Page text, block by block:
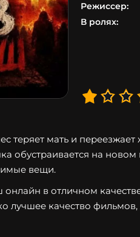
Режиссер:
В ролях:
теряет мать и
обустраивается на
вещи.
онлайн в отличном
лучшее качество